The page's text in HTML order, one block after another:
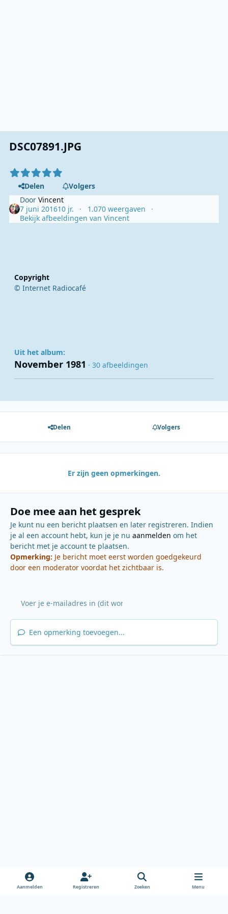
DSC07891.JPG
Delen
Volgers
DoorVincent
7 juni 201610 jr.
1.070 weergaven
Bekijk afbeeldingen van Vincent
Copyright
© Internet Radiocafé
Uit het album:
November 1981 · 30 afbeeldingen
Delen Volgers
Er zijn geen opmerkingen.
Doe mee aan het gesprek
Je kunt nu een bericht plaatsen en later registreren. Indien
je al een account hebt, kun je je nu aanmelden om het
bericht met je account te plaatsen.
Opmerking: Je bericht moet eerst worden goedgekeurd
door een moderator voordat het zichtbaar is.
Een opmerking toevoegen...
Aanmelden Registreren Zoeken Menu